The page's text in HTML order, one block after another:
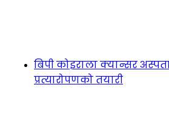
बिपी कोइराला क्यान्सर
प्रत्यारोपणको तयारी